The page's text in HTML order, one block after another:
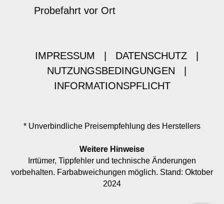
Probefahrt vor Ort
IMPRESSUM DATENSCHUTZ
NUTZUNGSBEDINGUNGEN
INFORMATIONSPFLICHT
* Unverbindliche Preisempfehlung des Herstellers
Weitere Hinweise
Irrtümer, Tippfehler und technische Änderungen
vorbehalten. Farbabweichungen möglich. Stand: Oktober
2024